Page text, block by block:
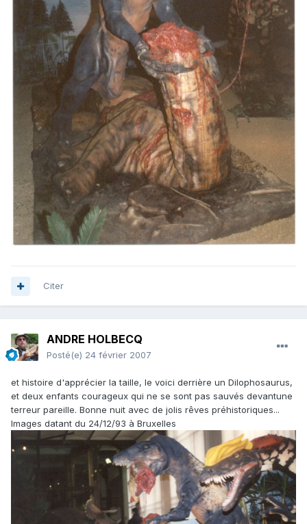
Citer
ANDRE HOLBECQ
Posté(e) 24 février 2007
et histoire d'apprécier la taille, le voici derrière un Dilophosaurus,
et deux enfants courageux qui ne se sont pas sauvés devantune
terreur pareille. Bonne nuit avec de jolis rêves préhistoriques...
Images datant du 24/12/93 à Bruxelles